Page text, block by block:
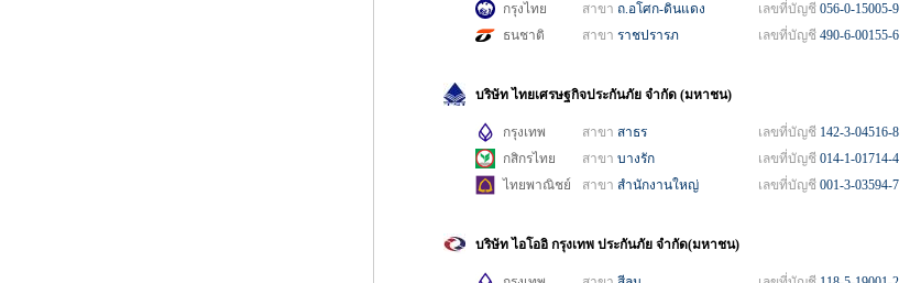
กรุงไทย
สาขา ถ.อโศก-ดินแดง เลขที่บัญชี 056-0-15005-9
ธนชาติ
สาขา ราชปรารภ เลขที่บัญชี 490-6-00155-6
บริษัท ไทยเศรษฐกิจประกันภัย จำกัด (มหาชน)
กรุงเทพ
สาขา สาธร เลขที่บัญชี 142-3-04516-8
กสิกรไทย
สาขา บางรัก เลขที่บัญชี 014-1-01714-4
ไทยพาณิชย์
สาขา สำนักงานใหญ่ เลขที่บัญชี 001-3-03594-7
บริษัท ไอโออิ กรุงเทพ ประกันภัย จำกัด(มหาชน)